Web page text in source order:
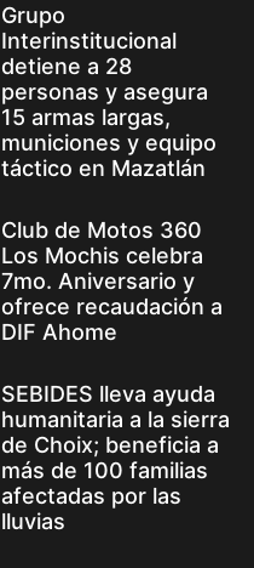
Grupo
Interinstitucional
detiene a 28
personas y asegura
15 armas largas,
municiones y equipo
táctico en Mazatlán
Club de Motos 360
Los Mochis celebra
7mo. Aniversario y
ofrece recaudación a
DIF Ahome
SEBIDES lleva ayuda
humanitaria a la sierra
de Choix; beneficia a
más de 100 familias
afectadas por las
lluvias